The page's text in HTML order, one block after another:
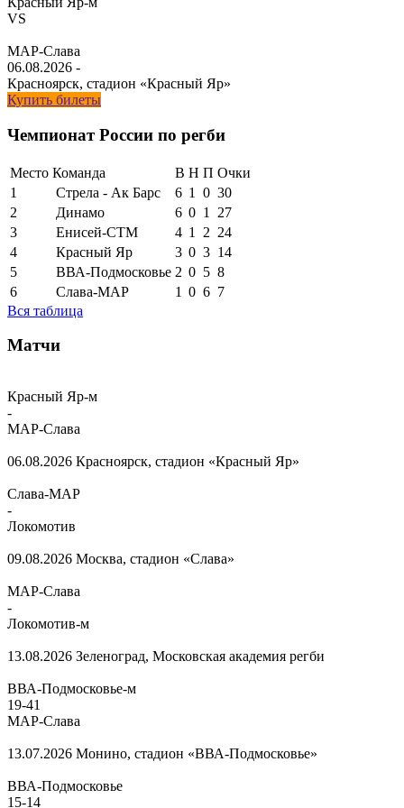
VS
МАР-Слава
06.08.2026 -
Красноярск, стадион «Красный Яр»
Купить билеты
Чемпионат России по регби
Место Команда В Н П Очки
1
Стрела - Ак Барс 6 1 0 30
2
Динамо 6 0 1
27
3
Енисей-СТМ 4 1 2 24
4
Красный Яр 3 0 3 14
5
ВВА-Подмосковье 2 0 5 8
6
Слава-МАР 1 0 6 7
Вся таблица
Матчи
Красный Яр-м
-
МАР-Слава
06.08.2026 Красноярск, стадион «Красный Яр»
Слава-МАР
-
Локомотив
09.08.2026 Москва, стадион «Слава»
МАР-Слава
-
Локомотив-м
13.08.2026 Зеленоград, Московская академия регби
ВВА-Подмосковье-м
19-41
МАР-Слава
13.07.2026 Монино, стадион «ВВА-Подмосковье»
ВВА-Подмосковье
15-14